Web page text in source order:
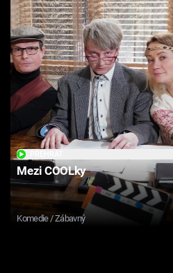
Mezi COOLky
Komedie / Zábavný